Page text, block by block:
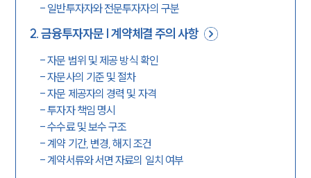
- 일반투자자와 전문투자자의 구분
2.금융투자자문 | 계약체결 주의 사항
-자문 범위 및 제공 방식 확인
-자문사의 기준 및 절차
-자문 제공자의 경력 및 자격
-투자자 책임 명시
-수수료 및 보수 구조
-계약 기간, 변경, 해지 조건
-계약서류와 서면 자료의 일치 여부